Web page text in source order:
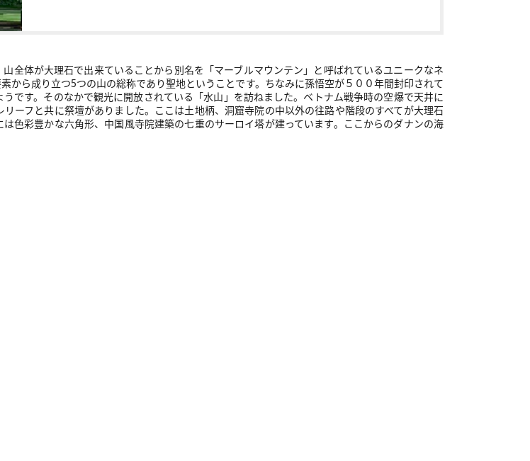
全体が大理石で出来ていることから別名を「マーブルマウンテン」と呼ばれているユニークなネ
から成り立つ5つの山の総称であり聖地ということです。ちなみに孫悟空が５００年間封印されて
です。そのなかで観光に開放されている「水山」を訪ねました。ベトナム戦争時の空爆で天井に
ーフと共に祭壇がありました。ここは土地柄、洞窟寺院の中以外の往路や階段のすべてが大理石
色彩豊かな六角形、中国風寺院建築の七重のサーロイ塔が建っています。ここからのダナンの海